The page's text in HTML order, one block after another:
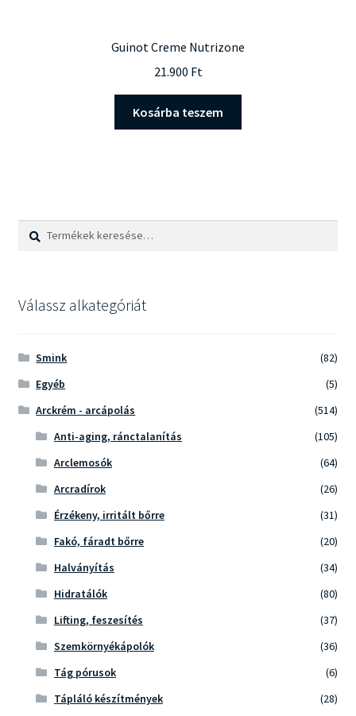
Guinot Creme Nutrizone
21.900 Ft
Kosárba teszem
Keresés
Keresés
Válassz alkategóriát
Smink
(82)
Egyéb
(5)
Arckrém - arcápolás
(514)
Anti-aging, ránctalanítás
(105)
Arclemosók
(64)
Arcradírok
(26)
Érzékeny, irritált bőrre
(31)
Fakó, fáradt bőrre
(20)
Halványítás
(34)
Hidratálók
(80)
Lifting, feszesítés
(37)
Szemkörnyékápolók
(36)
Tág pórusok
(6)
Tápláló készítmények
(28)